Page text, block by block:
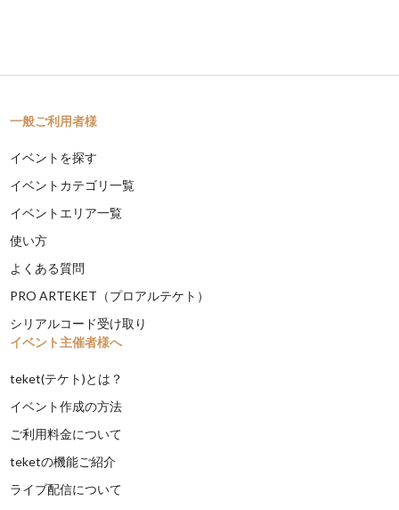
一般ご利用者様
イベントを探す
イベントカテゴリ一覧
イベントエリア一覧
使い方
よくある質問
PRO ARTEKET（プロアルテケト）
シリアルコード受け取り
イベント主催者様へ
teket(テケト)とは？
イベント作成の方法
ご利用料金について
teketの機能ご紹介
ライブ配信について